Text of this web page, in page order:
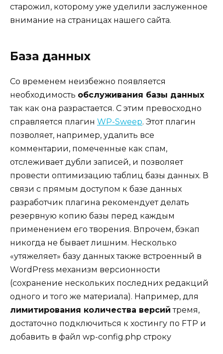
старожил, которому уже уделили заслуженное
внимание на страницах нашего сайта.
База данных
Со временем неизбежно появляется
необходимость обслуживания базы данных
так как она разрастается. С этим превосходно
справляется плагин WP-Sweep. Этот плагин
позволяет, например, удалить все
комментарии, помеченные как спам,
отслеживает дубли записей, и позволяет
провести оптимизацию таблиц базы данных. В
связи с прямым доступом к базе данных
разработчик плагина рекомендует делать
резервную копию базы перед каждым
применением его творения. Впрочем, бэкап
никогда не бывает лишним. Несколько
«утяжеляет» базу данных также встроенный в
WordPress механизм версионности
(сохранение нескольких последних редакций
одного и того же материала). Например, для
лимитирования количества версий тремя,
достаточно подключиться к хостингу по FTP и
добавить в файл wp-config.php строку